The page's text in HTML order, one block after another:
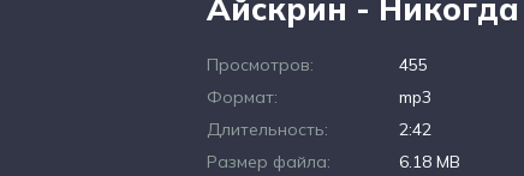
Айскрин - Никогда
Просмотров:
455
Формат:
mp3
Длительность:
2:42
Размер файла:
6.18 MB